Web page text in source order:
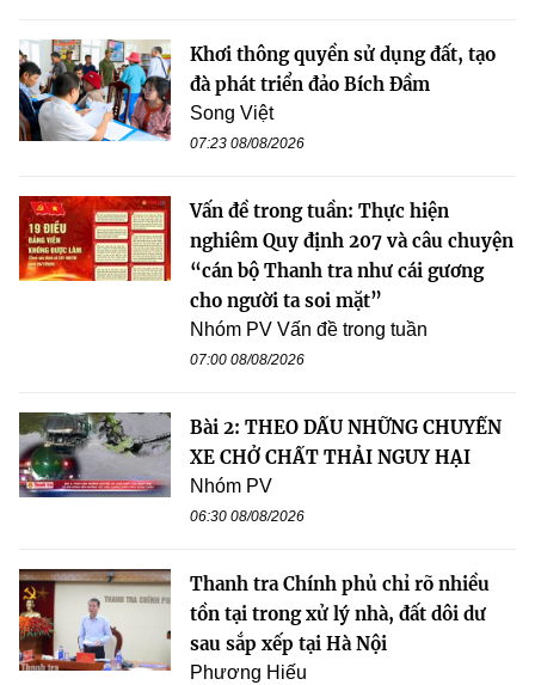
Khơi thông quyền sử dụng đất, tạo
đà phát triển đảo Bích Đầm
Song Việt
07:23 08/08/2026
Vấn đề trong tuần: Thực hiện
nghiêm Quy định 207 và câu chuyện
“cán bộ Thanh tra như cái gương
cho người ta soi mặt”
Nhóm PV Vấn đề trong tuần
07:00 08/08/2026
Bài 2: THEO DẤU NHỮNG CHUYẾN
XE CHỞ CHẤT THẢI NGUY HẠI
Nhóm PV
06:30 08/08/2026
Thanh tra Chính phủ chỉ rõ nhiều
tồn tại trong xử lý nhà, đất dôi dư
sau sắp xếp tại Hà Nội
Phương Hiếu